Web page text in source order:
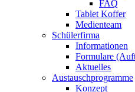
FAQ
Tablet Koffer
Medienteam
Schülerfirma
Informationen
Formulare
Aktuelles
Austauschprogramme
Konzept